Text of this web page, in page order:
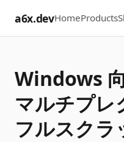
a6x.devHomeProducts
Windows
マルチプレ
フルスクラ